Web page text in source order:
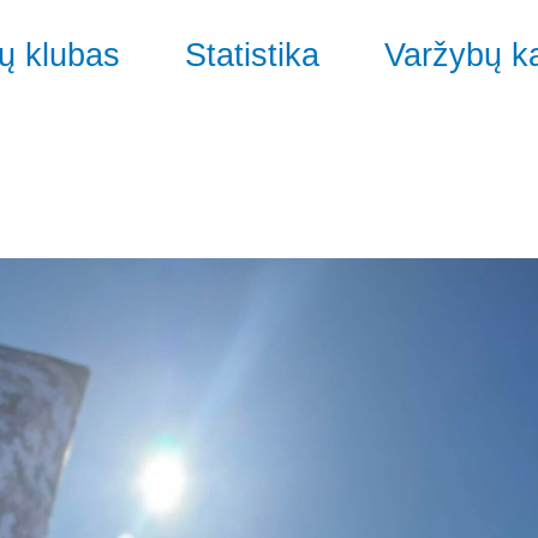
klubas Statistika
Varžybų